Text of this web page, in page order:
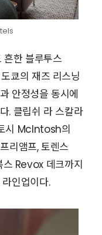
흔한 블루투스
쿄의 재즈 리스닝
안정성을 동시에
. 클립쉬 라 스칼라
시 McIntosh의
리앰프, 토렌스
Revox 데크까지
인업이다.